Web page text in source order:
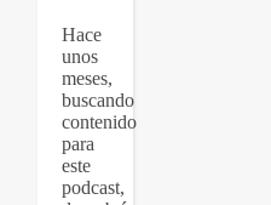
Hace
unos
meses,
buscando
contenido
para
este
podcast,